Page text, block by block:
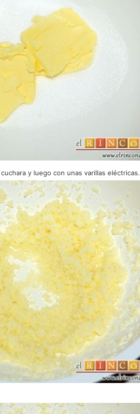
y luego con unas varillas eléctricas.